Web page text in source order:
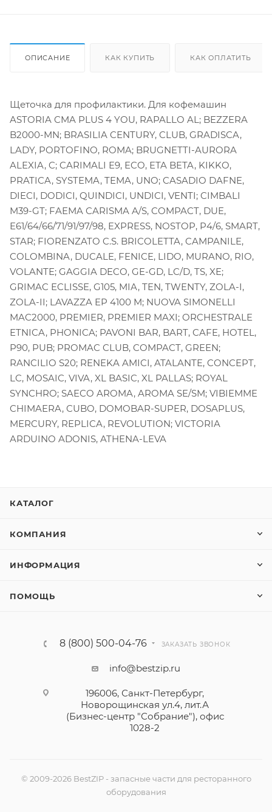
ОПИСАНИЕ КАК КУПИТЬ КАК ОПЛАТИТЬ
Щеточка для профилактики. Для кофемашин
ASTORIA CMA PLUS 4 YOU, RAPALLO AL; BEZZERA
B2000-MN; BRASILIA CENTURY, CLUB, GRADISCA,
LADY, PORTOFINO, ROMA; BRUGNETTI-AURORA
ALEXIA, C; CARIMALI E9, ECO, ETA BETA, KIKKO,
PRATICA, SYSTEMA, TEMA, UNO; CASADIO DAFNE,
DIECI, DODICI, QUINDICI, UNDICI, VENTI; CIMBALI
M39-GT; FAEMA CARISMA A/S, COMPACT, DUE,
E61/64/66/71/91/97/98, EXPRESS, NOSTOP, P4/6, SMART,
STAR; FIORENZATO C.S. BRICOLETTA, CAMPANILE,
COLOMBINA, DUCALE, FENICE, LIDO, MURANO, RIO,
VOLANTE; GAGGIA DECO, GE-GD, LC/D, TS, XE;
GRIMAC ECLISSE, G105, MIA, TEN, TWENTY, ZOLA-I,
ZOLA-II; LAVAZZA EP 4100 M; NUOVA SIMONELLI
MAC2000, PREMIER, PREMIER MAXI; ORCHESTRALE
ETNICA, PHONICA; PAVONI BAR, BART, CAFE, HOTEL,
P90, PUB; PROMAC CLUB, COMPACT, GREEN;
RANCILIO S20; RENEKA AMICI, ATALANTE, CONCEPT,
LC, MOSAIC, VIVA, XL BASIC, XL PALLAS; ROYAL
SYNCHRO; SAECO AROMA, AROMA SE/SM; VIBIEMME
CHIMAERA, CUBO, DOMOBAR-SUPER, DOSAPLUS,
MERCURY, REPLICA, REVOLUTION; VICTORIA
ARDUINO ADONIS, ATHENA-LEVA
КАТАЛОГ
КОМПАНИЯ
ИНФОРМАЦИЯ
ПОМОЩЬ
8 (800) 500-04-76 ЗАКАЗАТЬ ЗВОНОК
info@bestzip.ru
196006, Санкт-Петербург,
Новорощинская ул.4, лит.А
(Бизнес-центр "Собрание"), офис
1028-2
© 2009-2026 BestZIP - запасные части для ресторанного
оборудования